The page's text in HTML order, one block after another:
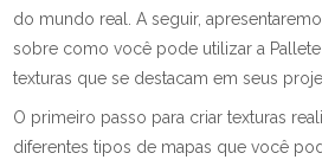
do mundo real. A seguir,
sobre como você pode utilizar a
texturas que se destacam em seus
O primeiro passo para criar texturas
diferentes tipos de mapas que você